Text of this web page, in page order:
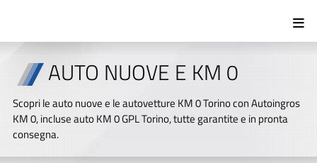
AUTO NUOVE E KM 0
Scopri le auto nuove e le autovetture KM 0 Torino con Autoingros
KM 0, incluse auto KM 0 GPL Torino, tutte garantite e in pronta
consegna.
Tutto Nuovo/KM0 Usato
Marca